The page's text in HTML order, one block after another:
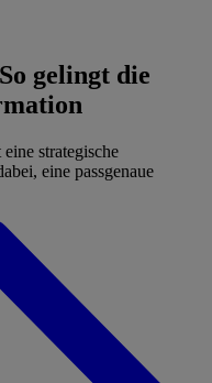
gelingt die
strategische
eine passgenaue